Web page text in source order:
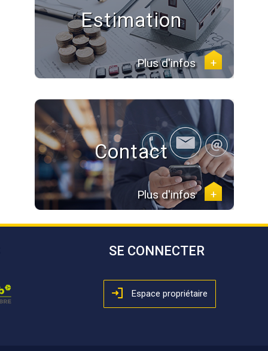
Estimation
Plus d'infos +
Contact
Plus d'infos +
SE CONNECTER
Espace propriétaire